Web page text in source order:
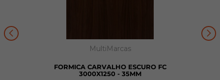
MultiMarcas
FORMICA CARVALHO ESCURO FC
3000X1250 - 35MM